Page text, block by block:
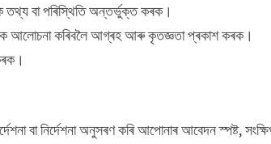
তথ্য বা পৰিস্থিতি অন্তৰ্ভুক্ত কৰক।
আলোচনা কৰিবলৈ আগ্ৰহ আৰু কৃতজ্ঞতা প্ৰকাশ কৰক।
বা নিৰ্দেশনা অনুসৰণ কৰি আপোনাৰ আবেদন স্পষ্ট,